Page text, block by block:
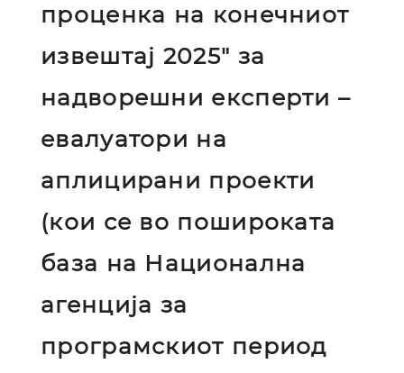
проценка на конечниот
извештај 2025" за
надворешни експерти –
евалуатори на
аплицирани проекти
(кои се во пошироката
база на Национална
агенција за
програмскиот период